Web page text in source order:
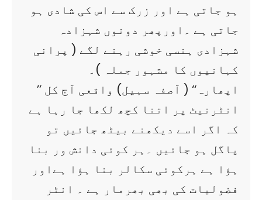
ہو جاتی ہے اور زرک سے اس کی شادی ہو
جاتی ہے ۔اورپھر دونوں شہزادہ
شہزادی ہنسی خوشی رہنے لگے ( پرانی
کہانیوں کا مشہور جملہ )۔
’’ اپھارہ‘‘ ( آصفہ سہیل) واقعی آج کل
انٹرنیٹ پر اتنا کچھ لکھا جا رہا ہے
کہ اگر اسے دیکھنے بیٹھ جائیں تو
پاگل ہو جائیں ۔ہر کوئی دانش ور بنا
ہؤا ہے ہرکوئی سکالر بنا ہؤا ہےاور
فضولیات کی بھی بھرمار ہے ۔ انٹر